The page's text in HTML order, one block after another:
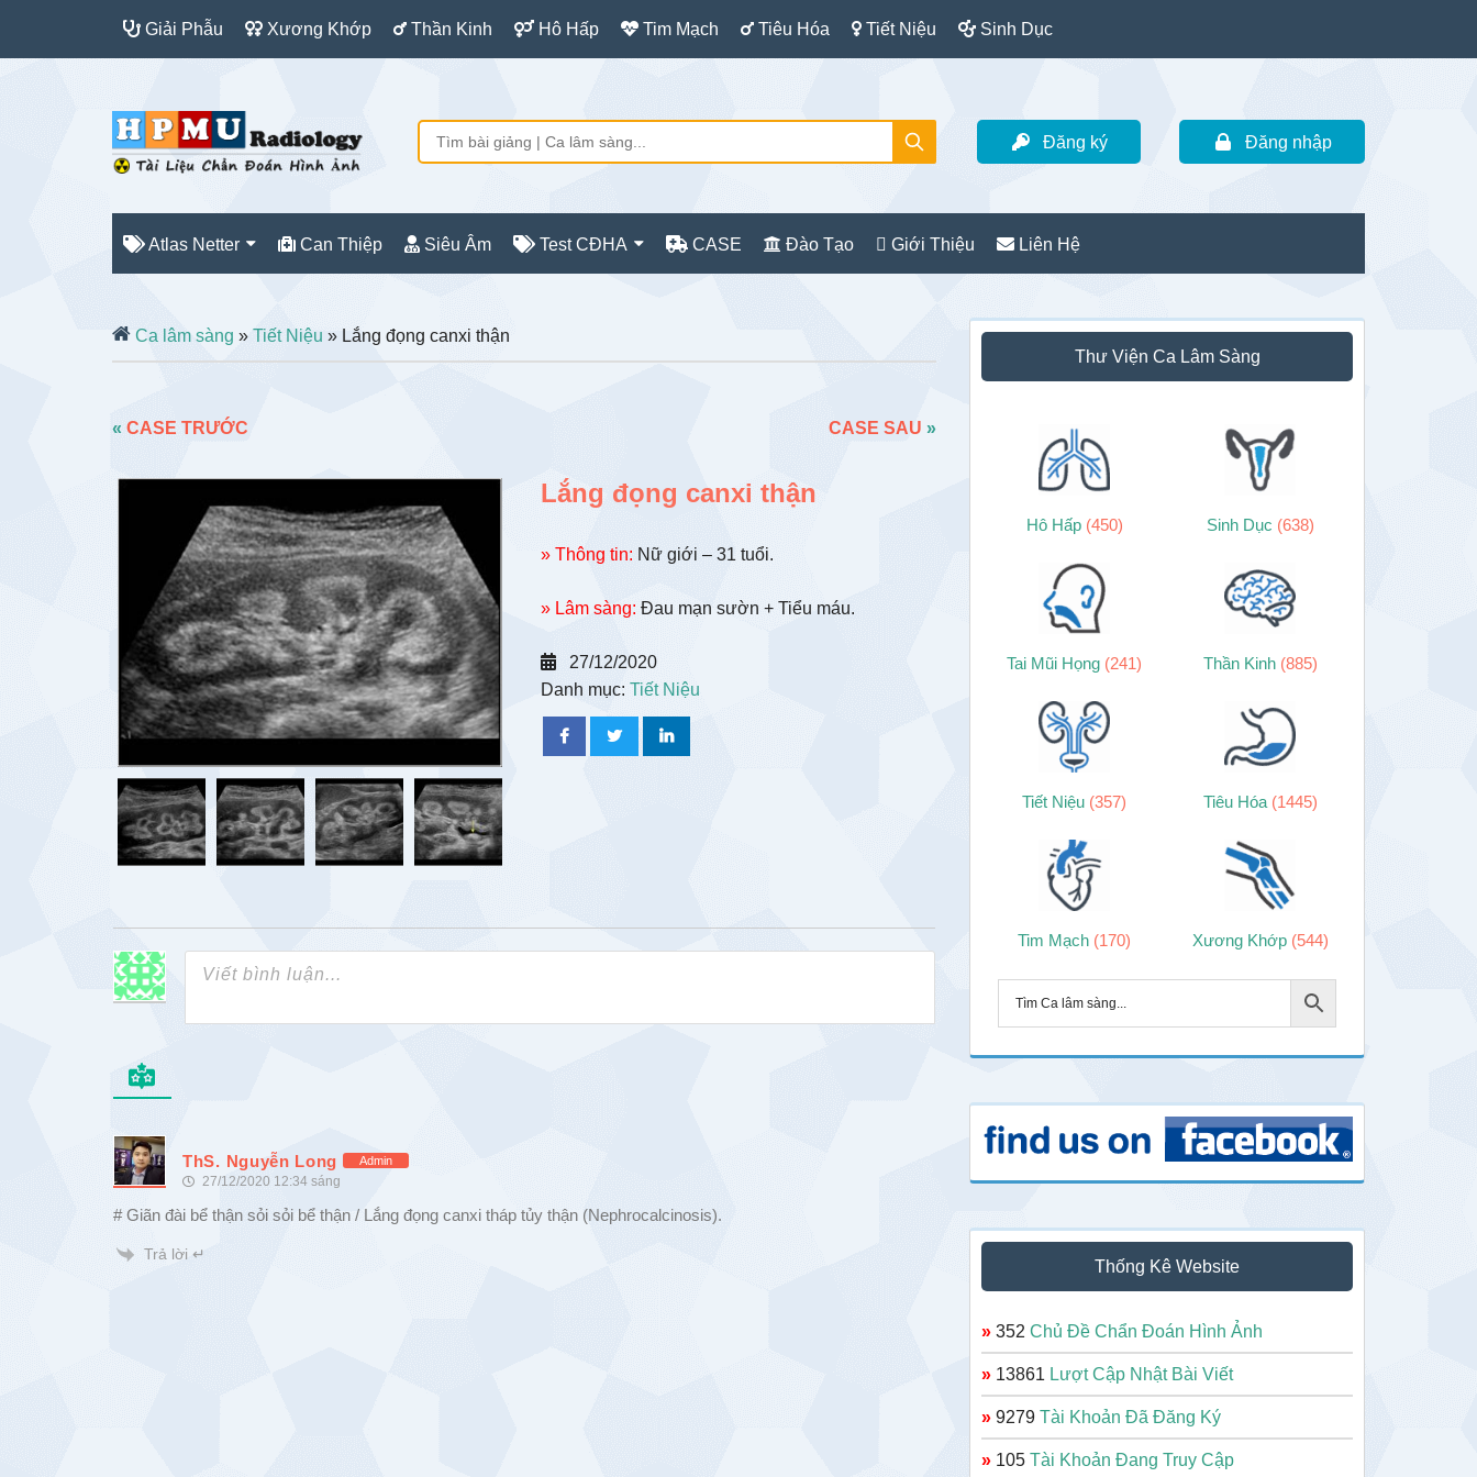
Giải Phẫu Xương Khớp Thần Kinh Hô Hấp Tim Mạch Tiêu Hóa Tiết Niệu Sinh Dục
Đăng ký Đăng nhập
Atlas Netter Can Thiệp Siêu Âm Test CĐHA CASE Đào Tạo Giới Thiệu Liên Hệ
Ca lâm sàng » Tiết Niệu » Lắng đọng canxi thận
« CASE TRƯỚC CASE SAU »
Lắng đọng canxi thận
» Thông tin: Nữ giới – 31 tuổi.
» Lâm sàng: Đau mạn sườn + Tiểu máu.
27/12/2020
Danh mục: Tiết Niệu
ThS. Nguyễn Long Admin
27/12/2020 12:34 sáng
# Giãn đài bể thận sỏi sỏi bể thận / Lắng đọng canxi tháp tủy thận (Nephrocalcinosis).
Trả lời ↵
Sidebar
chính
Thư Viện Ca Lâm Sàng
Hô Hấp (450) Sinh Dục (638)
Tai Mũi Họng (241) Thần Kinh (885)
Tiết Niệu (357) Tiêu Hóa (1445)
Tim Mạch (170) Xương Khớp (544)
Thống Kê Website
» 352 Chủ Đề Chẩn Đoán Hình Ảnh
» 13861 Lượt Cập Nhật Bài Viết
» 9279 Tài Khoản Đã Đăng Ký
» 105 Tài Khoản Đang Truy Cập